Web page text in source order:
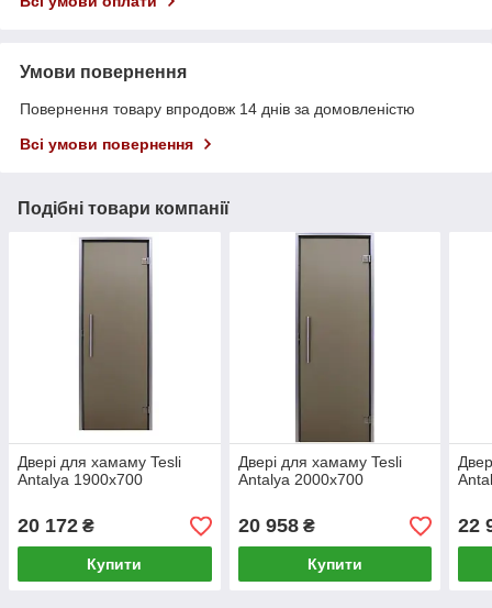
Умови повернення
Повернення товару впродовж 14 днів за домовленістю
Всі умови повернення
Подібні товари компанії
Двері для хамаму Tesli
Antalya 1900х700
20 172 ₴
Купити
Двері для хамаму Tesli
Antalya 2000х700
20 958₴
Купити
22